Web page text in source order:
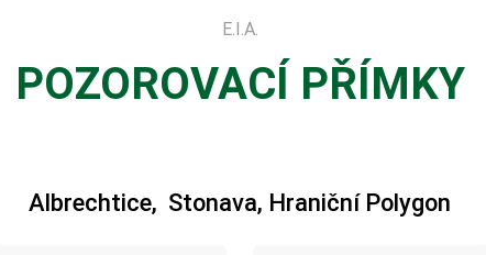
E.I.A.
POZOROVACÍ PŘÍMKY
Albrechtice, Stonava, Hraniční Polygon